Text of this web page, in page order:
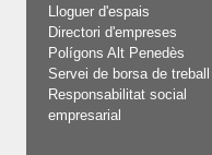
Lloguer d'espais
Directori d'empreses
Polígons Alt Penedès
Servei de borsa de treball
Responsabilitat social
empresarial